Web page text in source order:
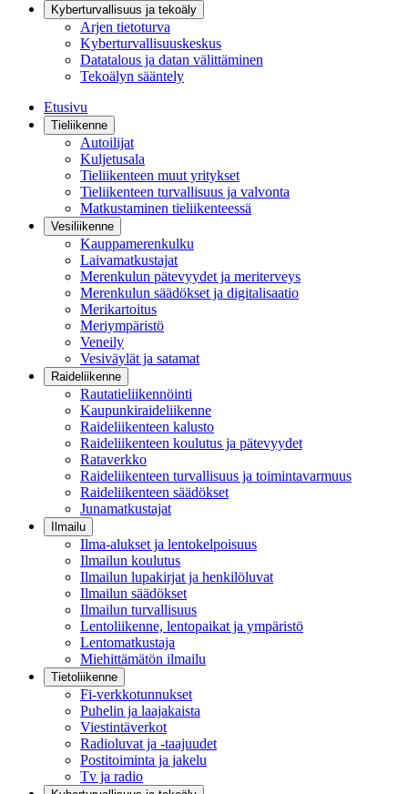
Kyberturvallisuus ja tekoäly
Arjen tietoturva
Kyberturvallisuuskeskus
Datatalous ja datan välittäminen
Tekoälyn sääntely
Etusivu
Tieliikenne
Autoilijat
Kuljetusala
Tieliikenteen muut yritykset
Tieliikenteen turvallisuus ja valvonta
Matkustaminen tieliikenteessä
Vesiliikenne
Kauppamerenkulku
Laivamatkustajat
Merenkulun pätevyydet ja meriterveys
Merenkulun säädökset ja digitalisaatio
Merikartoitus
Meriympäristö
Veneily
Vesiväylät ja satamat
Raideliikenne
Rautatieliikennöinti
Kaupunkiraideliikenne
Raideliikenteen kalusto
Raideliikenteen koulutus ja pätevyydet
Rataverkko
Raideliikenteen turvallisuus ja toimintavarmuus
Raideliikenteen säädökset
Junamatkustajat
Ilmailu
Ilma-alukset ja lentokelpoisuus
Ilmailun koulutus
Ilmailun lupakirjat ja henkilöluvat
Ilmailun säädökset
Ilmailun turvallisuus
Lentoliikenne, lentopaikat ja ympäristö
Lentomatkustaja
Miehittämätön ilmailu
Tietoliikenne
Fi-verkkotunnukset
Puhelin ja laajakaista
Viestintäverkot
Radioluvat ja -taajuudet
Postitoiminta ja jakelu
Tv ja radio